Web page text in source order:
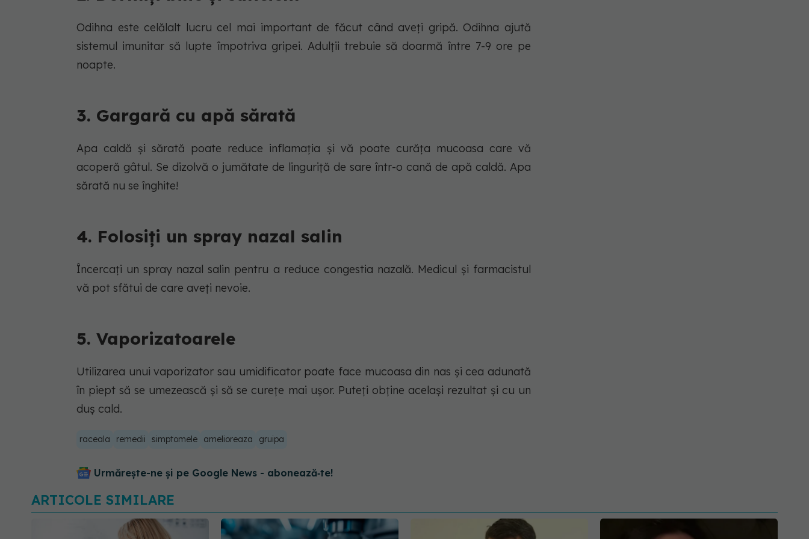
Odihna este celălalt lucru cel mai important de făcut când aveți gripă. Odihna ajută
sistemul imunitar să lupte împotriva gripei. Adulții trebuie să doarmă între 7-9 ore pe
noapte.
3. Gargară cu apă sărată
Apa caldă și sărată poate reduce inflamația și vă poate curăța mucoasa care vă
acoperă gâtul. Se dizolvă o jumătate de linguriță de sare într-o cană de apă caldă. Apa
sărată nu se înghite!
4. Folosiți un spray nazal salin
Încercați un spray nazal salin pentru a reduce congestia nazală. Medicul și farmacistul
vă pot sfătui de care aveți nevoie.
5. Vaporizatoarele
Utilizarea unui vaporizator sau umidificator poate face mucoasa din nas și cea adunată
în piept să se umezească și să se curețe mai ușor. Puteți obține același rezultat și cu un
duș cald.
raceala remedii simptomele amelioreaza gruipa
Urmărește-ne și pe Google News - abonează‑te!
ARTICOLE SIMILARE